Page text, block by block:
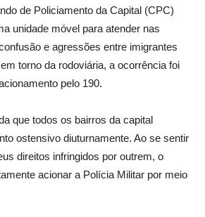
de Policiamento da Capital (CPC)
unidade móvel para atender nas
e agressões entre imigrantes
torno da rodoviária, a ocorrência foi
pelo 190.
que todos os bairros da capital
ostensivo diuturnamente. Ao se sentir
direitos infringidos por outrem, o
acionar a Polícia Militar por meio